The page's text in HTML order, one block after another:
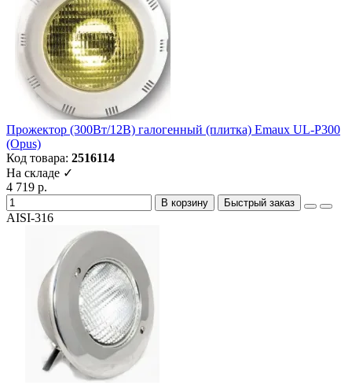
Прожектор (300Вт/12В) галогенный (плитка) Emaux UL-P300
(Opus)
Код товара: 2516114
На складе ✓
4 719 р.
В корзину Быстрый заказ
AISI-316